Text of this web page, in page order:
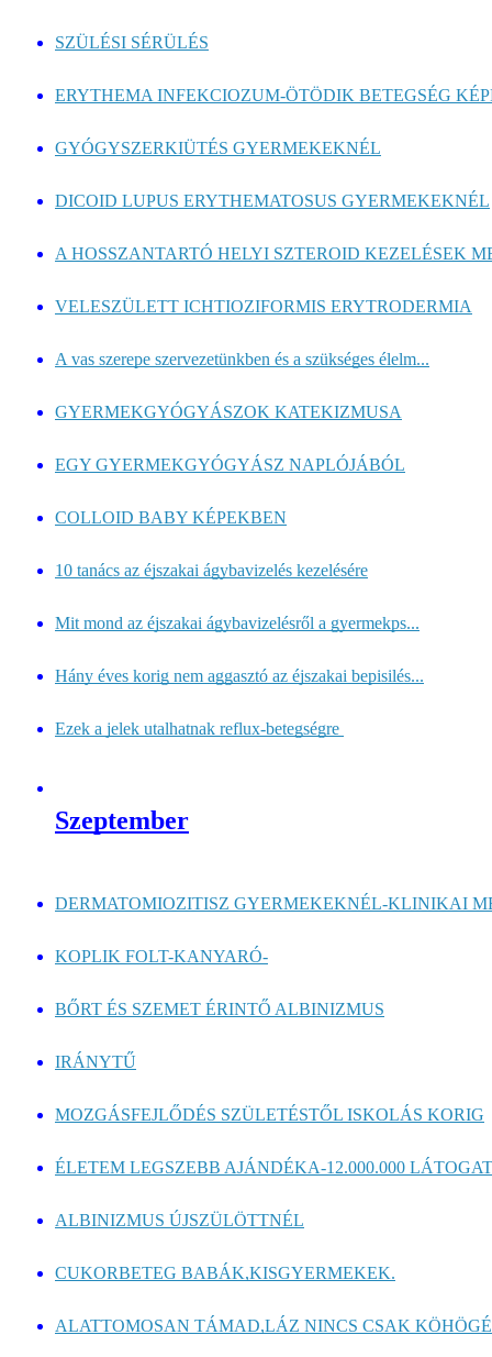
SZÜLÉSI SÉRÜLÉS
ERYTHEMA INFEKCIOZUM-ÖTÖDIK BETEGSÉG
GYÓGYSZERKIÜTÉS GYERMEKEKNÉL
DICOID LUPUS ERYTHEMATOSUS GYERMEKEKNÉL
A HOSSZANTARTÓ HELYI SZTEROID KEZELÉSEK
VELESZÜLETT ICHTIOZIFORMIS ERYTRODERMIA
A vas szerepe szervezetünkben és a szükséges élelm...
GYERMEKGYÓGYÁSZOK KATEKIZMUSA
EGY GYERMEKGYÓGYÁSZ NAPLÓJÁBÓL
COLLOID BABY KÉPEKBEN
10 tanács az éjszakai ágybavizelés kezelésére
Mit mond az éjszakai ágybavizelésről a gyermekps...
Hány éves korig nem aggasztó az éjszakai bepisilés...
Ezek a jelek utalhatnak reflux-betegségre
Szeptember
DERMATOMIOZITISZ GYERMEKEKNÉL-KLINIKAI
KOPLIK FOLT-KANYARÓ-
BŐRT ÉS SZEMET ÉRINTŐ ALBINIZMUS
IRÁNYTŰ
MOZGÁSFEJLŐDÉS SZÜLETÉSTŐL ISKOLÁS KORIG
ÉLETEM LEGSZEBB AJÁNDÉKA-12.000.000
ALBINIZMUS ÚJSZÜLÖTTNÉL
CUKORBETEG BABÁK,KISGYERMEKEK.
ALATTOMOSAN TÁMAD,LÁZ NINCS CSAK